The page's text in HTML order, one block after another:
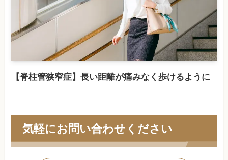
【脊柱管狭窄症】長い距離が痛みなく歩けるように
気軽にお問い合わせください